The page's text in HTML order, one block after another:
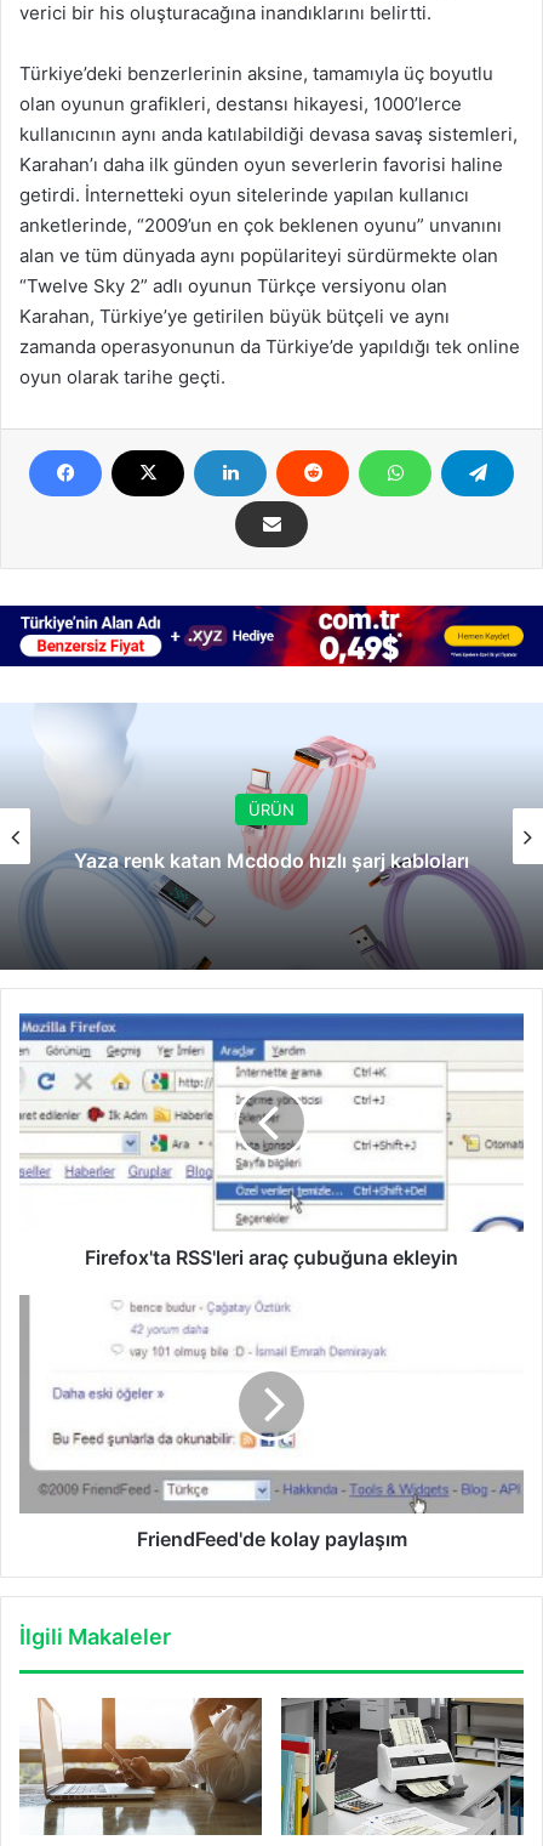
verici bir his oluşturacağına inandıklarını belirtti.
Türkiye’deki benzerlerinin aksine, tamamıyla üç boyutlu
olan oyunun grafikleri, destansı hikayesi, 1000’lerce
kullanıcının aynı anda katılabildiği devasa savaş sistemleri,
Karahan’ı daha ilk günden oyun severlerin favorisi haline
getirdi. İnternetteki oyun sitelerinde yapılan kullanıcı
anketlerinde, “2009’un en çok beklenen oyunu” unvanını
alan ve tüm dünyada aynı popülariteyi sürdürmekte olan
“Twelve Sky 2” adlı oyunun Türkçe versiyonu olan
Karahan, Türkiye’ye getirilen büyük bütçeli ve aynı
zamanda operasyonunun da Türkiye’de yapıldığı tek online
oyun olarak tarihe geçti.
ÜRÜN
Yaza renk katan Mcdodo hızlı şarj kabloları
Firefox'ta
RSS'leri
araç
çubuğuna
ekleyin
Firefox'ta RSS'leri araç çubuğuna ekleyin
FriendFeed'de
FriendFeed'de kolay paylaşım
İlgili Makaleler